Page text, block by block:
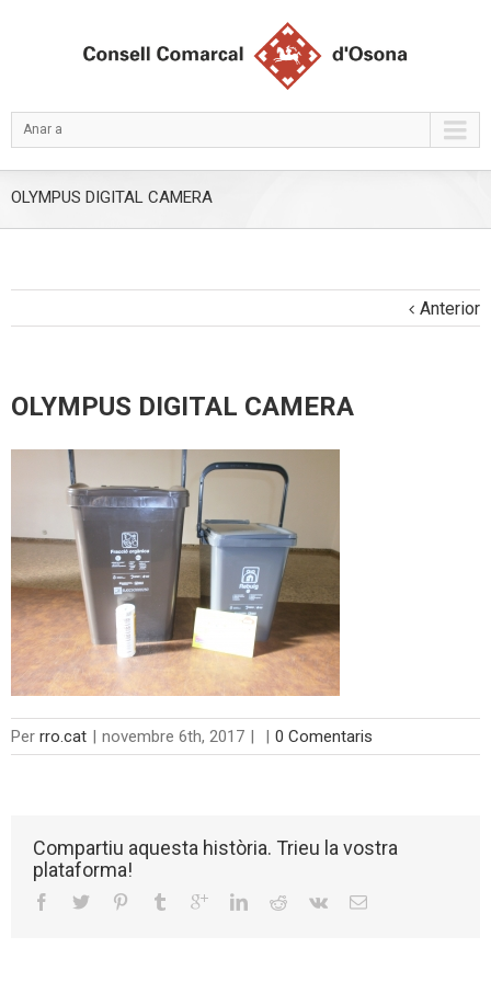
Anar a
OLYMPUS DIGITAL CAMERA
Anterior
OLYMPUS DIGITAL CAMERA
Per rro.cat | novembre 6th, 2017 | | 0 Comentaris
Compartiu aquesta història. Trieu la vostra
plataforma!